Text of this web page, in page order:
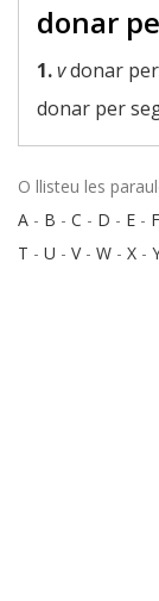
donar
1.vdonar
donar per
O llisteu les
A - B - C - D - E - F
T - U - V- W - X -